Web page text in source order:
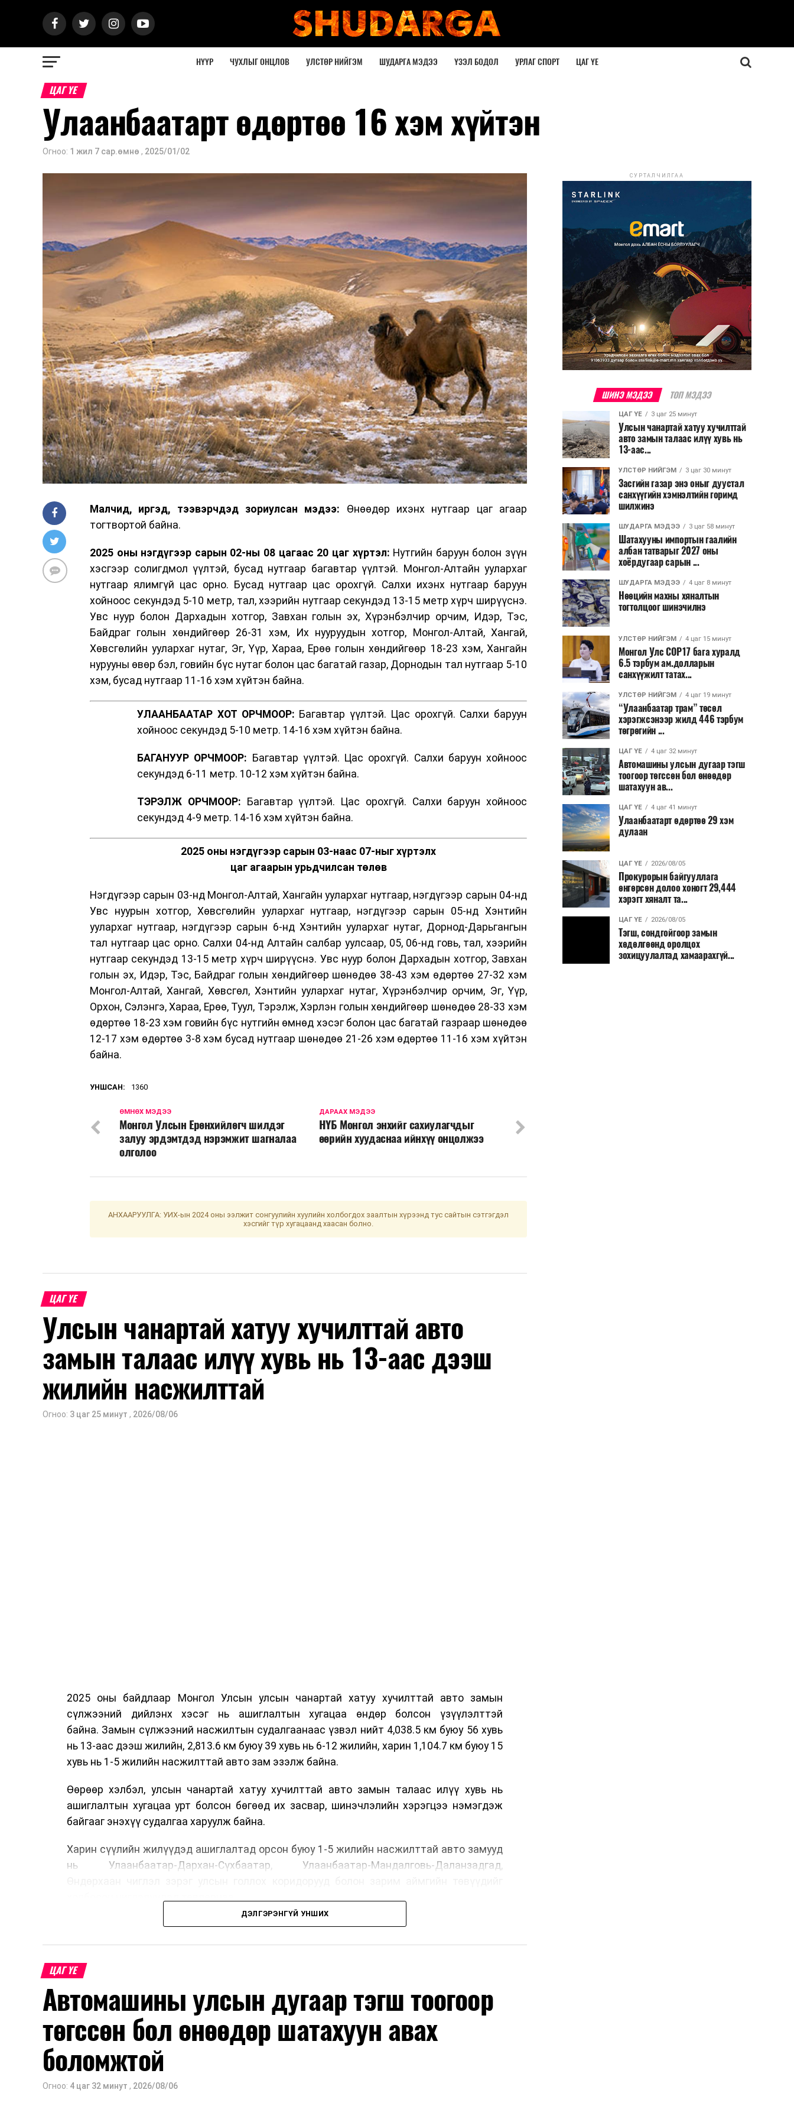
НҮҮР ЧУХЛЫГ ОНЦЛОВ УЛСТӨР НИЙГЭМ ШУДАРГА МЭДЭЭ ҮЗЭЛ БОДОЛ УРЛАГ СПОРТ ЦАГ ҮЕ
ЦАГ ҮЕ
Улаанбаатарт өдөртөө 16 хэм хүйтэн
Огноо: 1 жил 7 сар.өмнө , 2025/01/02
Малчид, иргэд, тээвэрчдэд зориулсан мэдээ: Өнөөдөр ихэнх нутгаар цаг агаар
тогтвортой байна.
2025 оны нэгдүгээр сарын 02-ны 08 цагаас 20 цаг хүртэл: Нутгийн баруун болон зүүн
хэсгээр солигдмол үүлтэй, бусад нутгаар багавтар үүлтэй. Монгол-Алтайн уулархаг
нутгаар ялимгүй цас орно. Бусад нутгаар цас орохгүй. Салхи ихэнх нутгаар баруун
хойноос секундэд 5-10 метр, тал, хээрийн нутгаар секундэд 13-15 метр хүрч ширүүснэ.
Увс нуур болон Дархадын хотгор, Завхан голын эх, Хүрэнбэлчир орчим, Идэр, Тэс,
Байдраг голын хөндийгөөр 26-31 хэм, Их нууруудын хотгор, Монгол-Алтай, Хангай,
Хөвсгөлийн уулархаг нутаг, Эг, Үүр, Хараа, Ерөө голын хөндийгөөр 18-23 хэм, Хангайн
нурууны өвөр бэл, говийн бүс нутаг болон цас багатай газар, Дорнодын тал нутгаар 5-10
хэм, бусад нутгаар 11-16 хэм хүйтэн байна.
УЛААНБААТАР ХОТ ОРЧМООР: Багавтар үүлтэй. Цас орохгүй. Салхи баруун
хойноос секундэд 5-10 метр. 14-16 хэм хүйтэн байна.
БАГАНУУР ОРЧМООР: Багавтар үүлтэй. Цас орохгүй. Салхи баруун хойноос
секундэд 6-11 метр. 10-12 хэм хүйтэн байна.
ТЭРЭЛЖ ОРЧМООР: Багавтар үүлтэй. Цас орохгүй. Салхи баруун хойноос
секундэд 4-9 метр. 14-16 хэм хүйтэн байна.
2025 оны нэгдүгээр сарын 03-наас 07-ныг хүртэлх
цаг агаарын урьдчилсан төлөв
Нэгдүгээр сарын 03-нд Монгол-Алтай, Хангайн уулархаг нутгаар, нэгдүгээр сарын 04-нд
Увс нуурын хотгор, Хөвсгөлийн уулархаг нутгаар, нэгдүгээр сарын 05-нд Хэнтийн
уулархаг нутгаар, нэгдүгээр сарын 6-нд Хэнтийн уулархаг нутаг, Дорнод-Дарьгангын
тал нутгаар цас орно. Салхи 04-нд Алтайн салбар уулсаар, 05, 06-нд говь, тал, хээрийн
нутгаар секундэд 13-15 метр хүрч ширүүснэ. Увс нуур болон Дархадын хотгор, Завхан
голын эх, Идэр, Тэс, Байдраг голын хөндийгөөр шөнөдөө 38-43 хэм өдөртөө 27-32 хэм
Монгол-Алтай, Хангай, Хөвсгөл, Хэнтийн уулархаг нутаг, Хүрэнбэлчир орчим, Эг, Үүр,
Орхон, Сэлэнгэ, Хараа, Ерөө, Туул, Тэрэлж, Хэрлэн голын хөндийгөөр шөнөдөө 28-33 хэм
өдөртөө 18-23 хэм говийн бүс нутгийн өмнөд хэсэг болон цас багатай газраар шөнөдөө
12-17 хэм өдөртөө 3-8 хэм бусад нутгаар шөнөдөө 21-26 хэм өдөртөө 11-16 хэм хүйтэн
байна.
УНШСАН: 1360
ДАРААХ МЭДЭЭ
НҮБ Монгол энхийг сахиулагчдыг
өөрийн хуудаснаа ийнхүү онцолжээ
ӨМНӨХ МЭДЭЭ
Монгол Улсын Ерөнхийлөгч шилдэг
залуу эрдэмтдэд нэрэмжит шагналаа
олголоо
АНХААРУУЛГА: УИХ-ын 2024 оны ээлжит сонгуулийн хуулийн холбогдох заалтын хүрээнд тус сайтын сэтгэгдэл
хэсгийг түр хугацаанд хаасан болно.
ЦАГ ҮЕ
Улсын чанартай хатуу хучилттай авто
замын талаас илүү хувь нь 13-аас дээш
жилийн насжилттай
Огноо: 3 цаг 25 минут , 2026/08/06
2025 оны байдлаар Монгол Улсын улсын чанартай хатуу хучилттай авто замын
сүлжээний дийлэнх хэсэг нь ашиглалтын хугацаа өндөр болсон үзүүлэлттэй
байна. Замын сүлжээний насжилтын судалгаанаас үзвэл нийт 4,038.5 км буюу 56 хувь
нь 13-аас дээш жилийн, 2,813.6 км буюу 39 хувь нь 6-12 жилийн, харин 1,104.7 км буюу 15
хувь нь 1-5 жилийн насжилттай авто зам эзэлж байна.
Өөрөөр хэлбэл, улсын чанартай хатуу хучилттай авто замын талаас илүү хувь нь
ашиглалтын хугацаа урт болсон бөгөөд их засвар, шинэчлэлийн хэрэгцээ нэмэгдэж
байгааг энэхүү судалгаа харуулж байна.
Харин сүүлийн жилүүдэд ашиглалтад орсон буюу 1-5 жилийн насжилттай авто замууд
нь Улаанбаатар-Дархан-Сүхбаатар, Улаанбаатар-Мандалговь-Даланзадгад,
Авто замын насжилтыг тогтмол үнэлж, их засвар, ээлжит засвар арчлалтын ажлыг
төлөвлөхөд чухал ач холбогдолтойг албаныхан хэлж байна
ДЭЛГЭРЭНГҮЙ УНШИХ
ЦАГ ҮЕ
Автомашины улсын дугаар тэгш тоогоор
төгссөн бол өнөөдөр шатахуун авах
боломжтой
Огноо: 4 цаг 32 минут , 2026/08/06
СУРТАЛЧИЛГАА
ШИНЭ МЭДЭЭ ТОП МЭДЭЭ
ЦАГ ҮЕ 3 цаг 25 минут
Улсын чанартай хатуу хучилттай
авто замын талаас илүү хувь нь
13-аас...
УЛСТӨР НИЙГЭМ 3 цаг 30 минут
Засгийн газар энэ оныг дуустал
санхүүгийн хэмнэлтийн горимд
шилжинэ
ШУДАРГА МЭДЭЭ 3 цаг 58 минут
Шатахууны импортын гаалийн
албан татварыг 2027 оны
хоёрдугаар сарын ...
ШУДАРГА МЭДЭЭ 4 цаг 8 минут
Нөөцийн махны хяналтын
тогтолцоог шинэчилнэ
УЛСТӨР НИЙГЭМ 4 цаг 15 минут
Монгол Улс COP17 бага хуралд
6.5 тэрбум ам.долларын
санхүүжилт татах...
УЛСТӨР НИЙГЭМ 4 цаг 19 минут
“Улаанбаатар трам” төсөл
хэрэгжсэнээр жилд 446 тэрбум
төгрөгийн ...
ЦАГ ҮЕ 4 цаг 32 минут
Автомашины улсын дугаар тэгш
тоогоор төгссөн бол өнөөдөр
шатахуун ав...
ЦАГ ҮЕ 4 цаг 41 минут
Улаанбаатарт өдөртөө 29 хэм
дулаан
ЦАГ ҮЕ 2026/08/05
Прокурорын байгууллага
өнгөрсөн долоо хоногт 29,444
хэрэгт хяналт та...
ЦАГ ҮЕ 2026/08/05
Тэгш, сондгойгоор замын
хөдөлгөөнд оролцох
зохицуулалтад хамаарахгүй...